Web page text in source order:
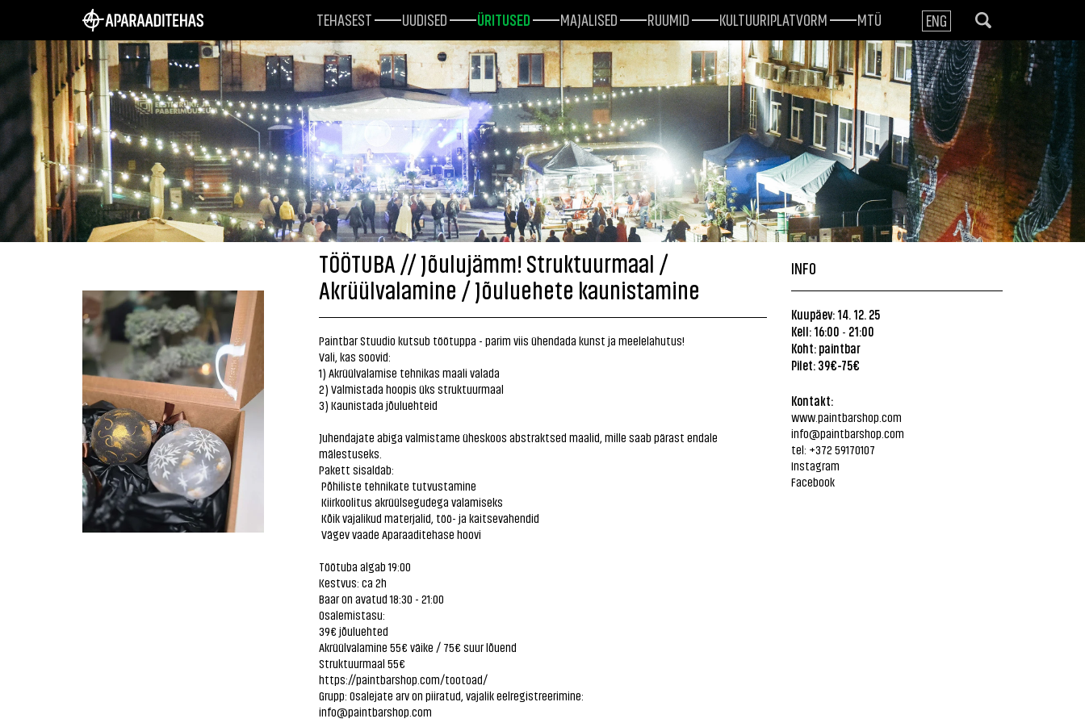
TEHASEST UUDISED ÜRITUSED MAJALISED RUUMID KULTUURIPLATVORM MTÜ ENG
TÖÖTUBA // Jõulujämm! Struktuurmaal /
Akrüülvalamine / Jõuluehete kaunistamine
Paintbar Stuudio kutsub töötuppa - parim viis ühendada kunst ja meelelahutus!
Vali, kas soovid:
1) Akrüülvalamise tehnikas maali valada
2) Valmistada hoopis üks struktuurmaal
3) Kaunistada jõuluehteid
Juhendajate abiga valmistame üheskoos abstraktsed maalid, mille saab pärast endale
mälestuseks.
Pakett sisaldab:
Põhiliste tehnikate tutvustamine
Kiirkoolitus akrüülsegudega valamiseks
Kõik vajalikud materjalid, töö- ja kaitsevahendid
Vägev vaade Aparaaditehase hoovi
Töötuba algab 19:00
Kestvus: ca 2h
Baar on avatud 18:30 - 21:00
Osalemistasu:
39€ jõuluehted
Akrüülvalamine 55€ väike / 75€ suur lõuend
Struktuurmaal 55€
https://paintbarshop.com/tootoad/
Grupp: Osalejate arv on piiratud, vajalik eelregistreerimine:
info@paintbarshop.com
INFO
Kuupäev: 14. 12. 25
Kell: 16:00 - 21:00
Koht: paintbar
Pilet: 39€-75€
Kontakt:
www.paintbarshop.com
info@paintbarshop.com
tel: +372 59170107
Instagram
Facebook